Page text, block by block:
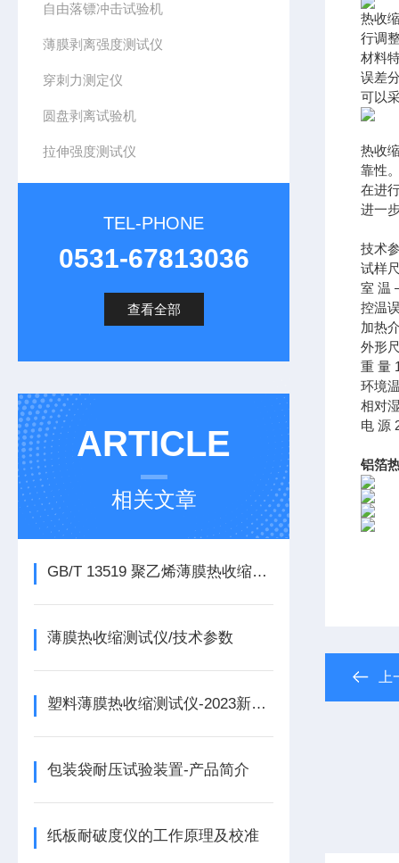
自由落镖冲击试验机
薄膜剥离强度测试仪
穿刺力测定仪
圆盘剥离试验机
拉伸强度测试仪
TEL-PHONE
0531-67813036
查看全部
ARTICLE
相关文章
GB/T 13519 聚乙烯薄膜热收缩测试仪的试验方法
薄膜热收缩测试仪/技术参数
塑料薄膜热收缩测试仪-2023新参数
包装袋耐压试验装置-产品简介
纸板耐破度仪的工作原理及校准
热收
行调
材料
误差
可以
热收
靠性
在进
进一
技术
试样
室 温
控温
加热
外形
重 量
环境
相对
电 源
铝箔